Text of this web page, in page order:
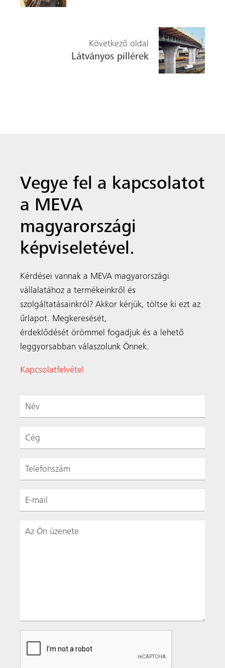
Következő oldal
Látványos pillérek
Vegye fel a kapcsolatot
a MEVA
magyarországi
képviseletével.
Kérdései vannak a MEVA magyarországi
vállalatához a termékeinkről és
szolgáltatásainkról? Akkor kérjük, töltse ki ezt az
űrlapot. Megkeresését,
érdeklődését örömmel fogadjuk és a lehető
leggyorsabban válaszolunk Önnek.
Kapcsolatfelvétel